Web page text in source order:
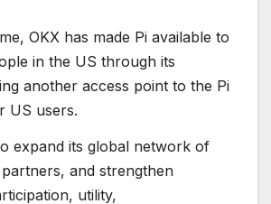
OKX has made Pi available to
in the US through its
another access point to the Pi
US users.
expand its global network of
and strengthen
utility,